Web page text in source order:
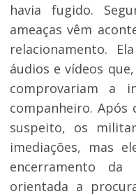
havia fugido.
ameaças vêm
relacionamento.
áudios e vídeos
comprovariam a
companheiro.
suspeito, os
imediações, mas
encerramento
orientada a